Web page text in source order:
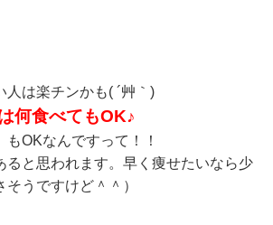
人は楽チンかも( ´艸｀)
何食べてもOK♪
OKなんですって！！
ると思われます。早く痩せたいなら少
うですけど＾＾）